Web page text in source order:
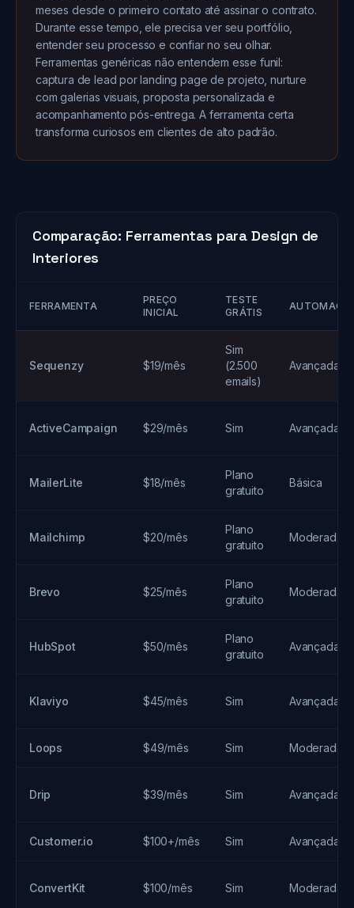
meses desde o primeiro contato até assinar o contrato.
Durante esse tempo, ele precisa ver seu portfólio,
entender seu processo e confiar no seu olhar.
Ferramentas genéricas não entendem esse funil:
captura de lead por landing page de projeto, nurture
com galerias visuais, proposta personalizada e
acompanhamento pós-entrega. A ferramenta certa
transforma curiosos em clientes de alto padrão.
Comparação: Ferramentas para Design de
Interiores
FERRAMENTA
PREÇO
INICIAL
TESTE
GRÁTIS
Sequenzy $19/mês
Sim
(2.500
emails)
Avançada
ActiveCampaign $29/mês Sim Avançada
MailerLite $18/mês
Plano
gratuito
Básica
Mailchimp $20/mês
Plano
gratuito
Moderada
Brevo $25/mês
Plano
gratuito
Moderada
HubSpot $50/mês
Plano
gratuito
Avançada
Klaviyo $45/mês Sim Avançada
Loops $49/mês Sim Moderada
Drip $39/mês Sim Avançada
Customer.io $100+/mês Sim Avançada
ConvertKit $100/mês Sim Moderada